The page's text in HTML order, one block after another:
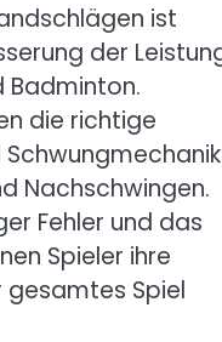
ist
der
Badminton.
die richtige
Nachschwingen.
Fehler und das
Spieler ihre
gesamtes Spiel